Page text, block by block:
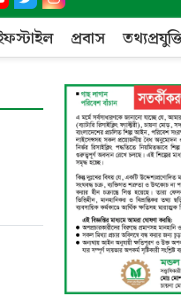
প্রবাস